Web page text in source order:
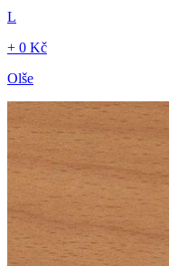
L
+ 0 Kč
Olše